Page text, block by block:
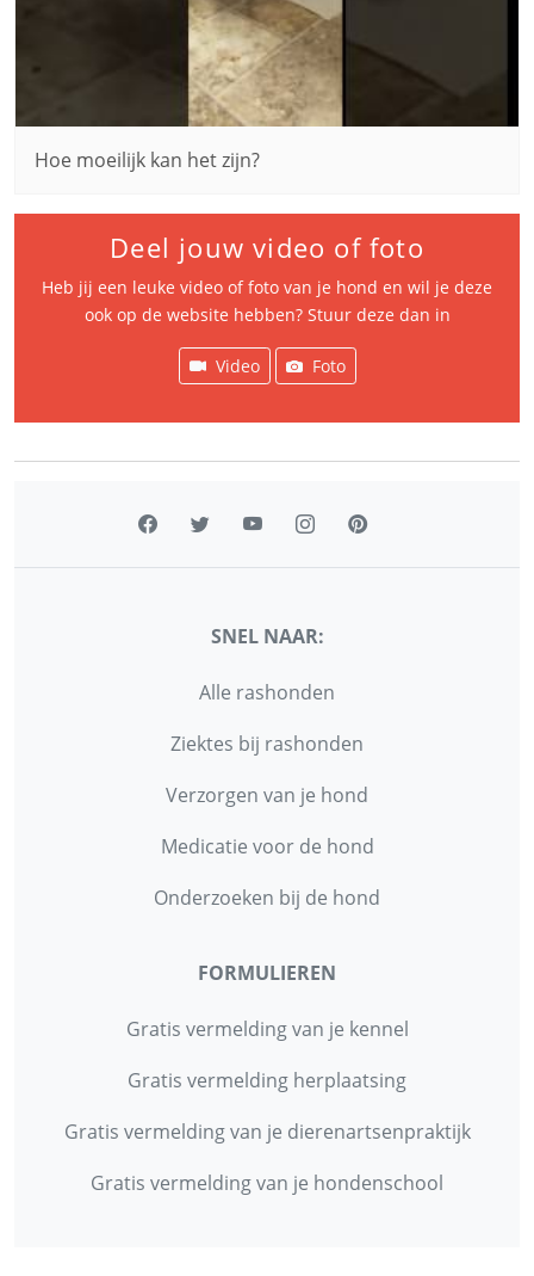
Hoe moeilijk kan het zijn?
Deel jouw video of foto
Heb jij een leuke video of foto van je hond en wil je deze
ook op de website hebben? Stuur deze dan in
Video Foto
SNEL NAAR:
Alle rashonden
Ziektes bij rashonden
Verzorgen van je hond
Medicatie voor de hond
Onderzoeken bij de hond
FORMULIEREN
Gratis vermelding van je kennel
Gratis vermelding herplaatsing
Gratis vermelding van je dierenartsenpraktijk
Gratis vermelding van je hondenschool